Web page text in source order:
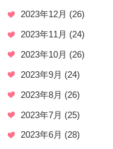
2023年12月 (26)
2023年11月 (24)
2023年10月 (26)
2023年9月 (24)
2023年8月 (26)
2023年7月 (25)
2023年6月 (28)